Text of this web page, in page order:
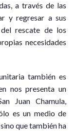
a través de las
y regresar a sus
rescate de los
necesidades
también es
nos presenta un
Juan Chamula,
es un medio de
que también ha